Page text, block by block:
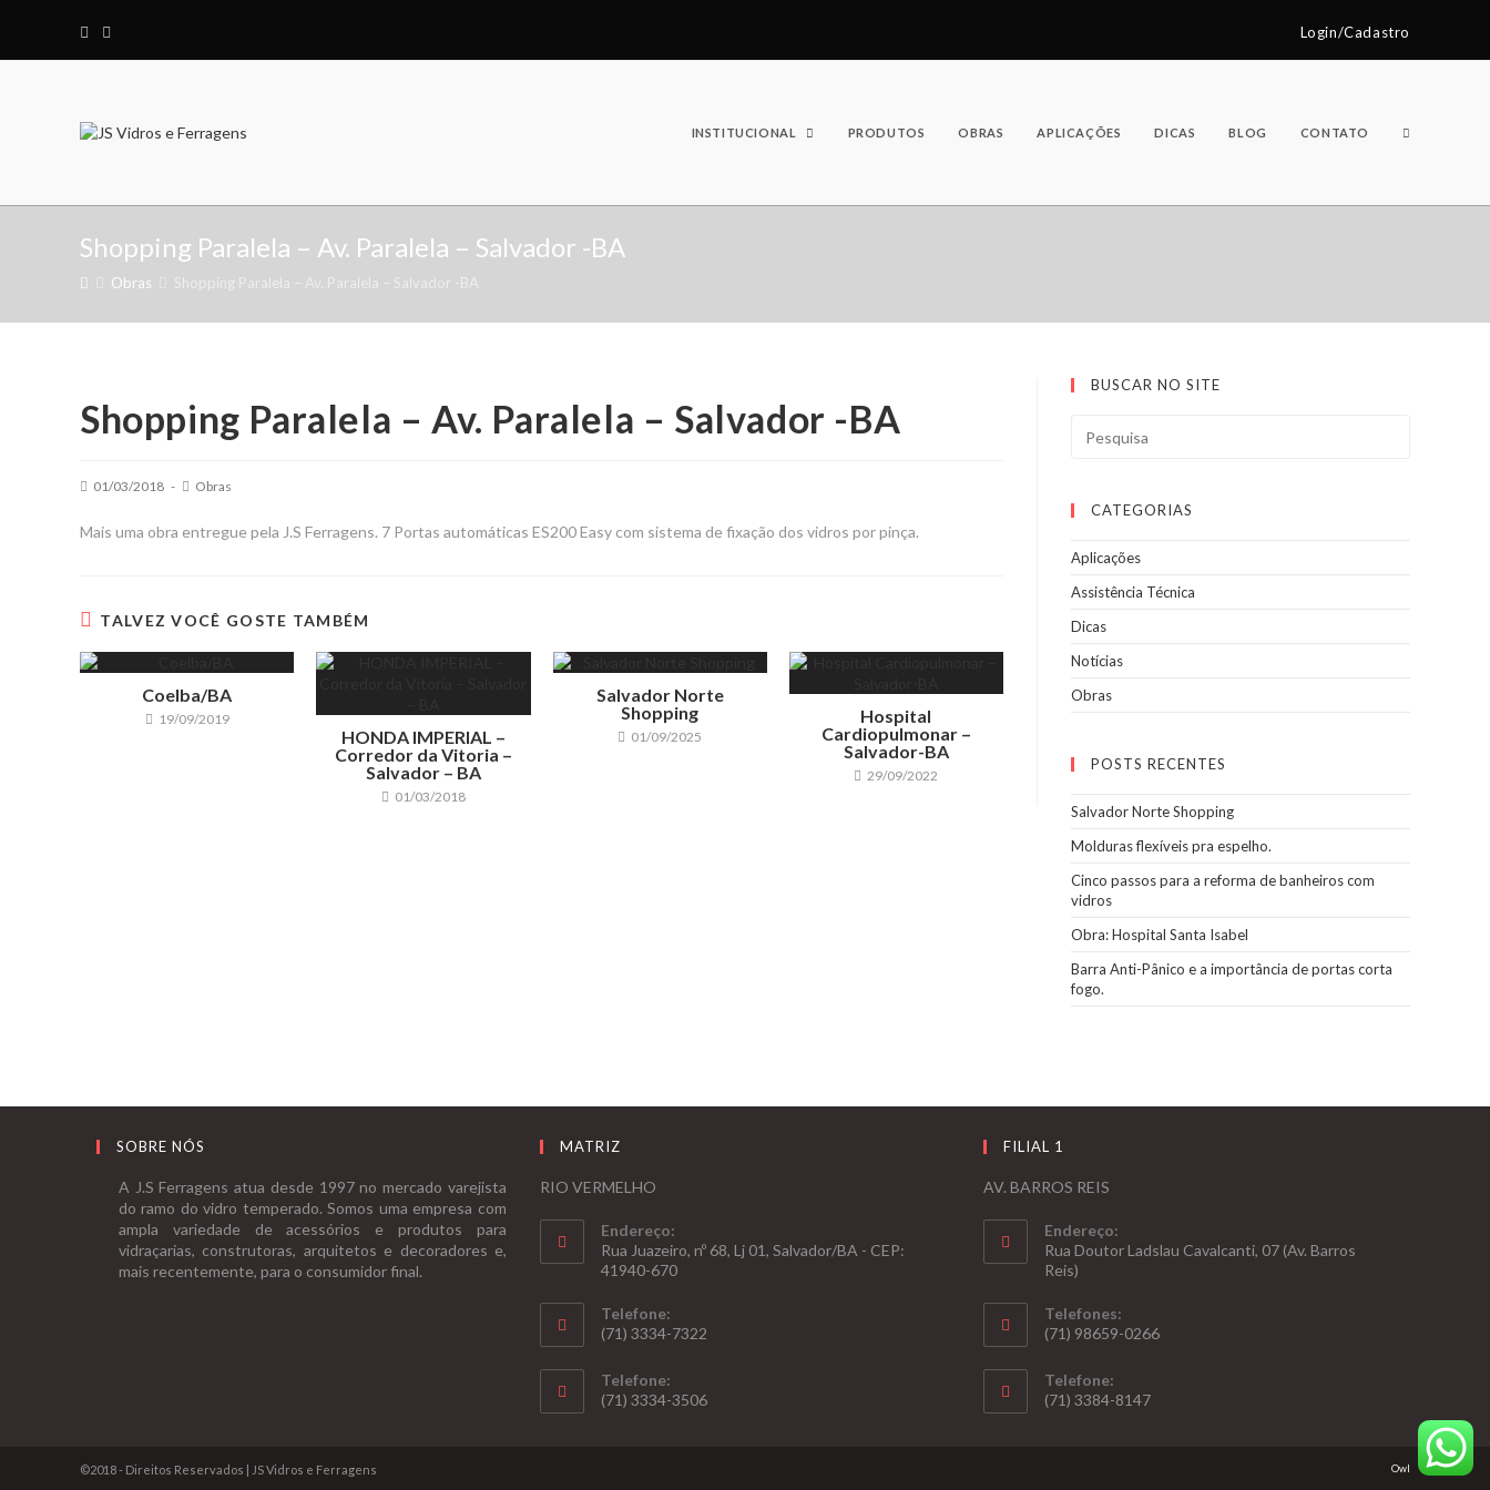
Login/Cadastro
INSTITUCIONAL PRODUTOS OBRAS APLICAÇÕES DICAS BLOG CONTATO
Shopping Paralela – Av. Paralela – Salvador -BA
Obras Shopping Paralela – Av. Paralela – Salvador -BA
Shopping Paralela – Av. Paralela – Salvador -BA
01/03/2018 Obras
Mais uma obra entregue pela J.S Ferragens. 7 Portas automáticas ES200 Easy com sistema de fixação dos vidros por pinça.
TALVEZ VOCÊ GOSTE TAMBÉM
Coelba/BA
19/09/2019
HONDA IMPERIAL –
Corredor da Vitoria –
Salvador – BA
01/03/2018
Salvador Norte
Shopping
01/09/2025
Hospital
Cardiopulmonar –
Salvador-BA
29/09/2022
BUSCAR NO SITE
CATEGORIAS
Aplicações
Assistência Técnica
Dicas
Notícias
Obras
POSTS RECENTES
Salvador Norte Shopping
Molduras flexíveis pra espelho.
Cinco passos para a reforma de banheiros com
vidros
Obra: Hospital Santa Isabel
Barra Anti-Pânico e a importância de portas corta
fogo.
SOBRE NÓS
A J.S Ferragens atua desde 1997 no mercado varejista
do ramo do vidro temperado. Somos uma empresa com
ampla variedade de acessórios e produtos para
vidraçarias, construtoras, arquitetos e decoradores e,
mais recentemente, para o consumidor final.
MATRIZ
RIO VERMELHO
Endereço:
Rua Juazeiro, nº 68, Lj 01, Salvador/BA - CEP:
41940-670
Telefone:
(71) 3334-7322
Telefone:
(71) 3334-3506
FILIAL 1
AV. BARROS REIS
Endereço:
Rua Doutor Ladslau Cavalcanti, 07 (Av. Barros
Reis)
Telefones:
(71) 98659-0266
Telefone:
(71) 3384-8147
Owl
©2018 - Direitos Reservados | JS Vidros e Ferragens